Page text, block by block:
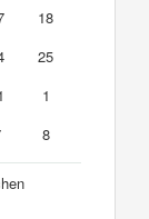
18
25
1
8